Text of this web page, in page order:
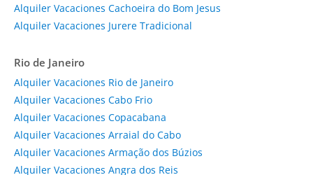
Alquiler Vacaciones Cachoeira do Bom Jesus
Alquiler Vacaciones Jurere Tradicional
Rio de Janeiro
Alquiler Vacaciones Rio de Janeiro
Alquiler Vacaciones Cabo Frio
Alquiler Vacaciones Copacabana
Alquiler Vacaciones Arraial do Cabo
Alquiler Vacaciones Armação dos Búzios
Alquiler Vacaciones Angra dos Reis